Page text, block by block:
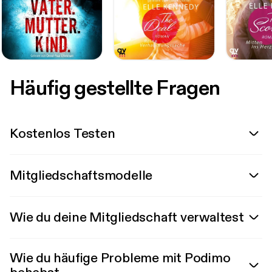
Häufig gestellte Fragen
Kostenlos Testen
Mitgliedschaftsmodelle
Wie du deine Mitgliedschaft verwaltest
Wie du häufige Probleme mit Podimo